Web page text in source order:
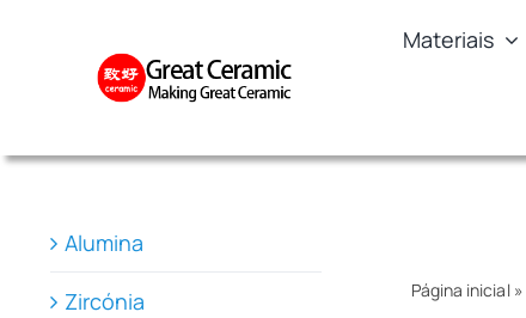
Materiais
Página inicial»
Alumina
Zircónia